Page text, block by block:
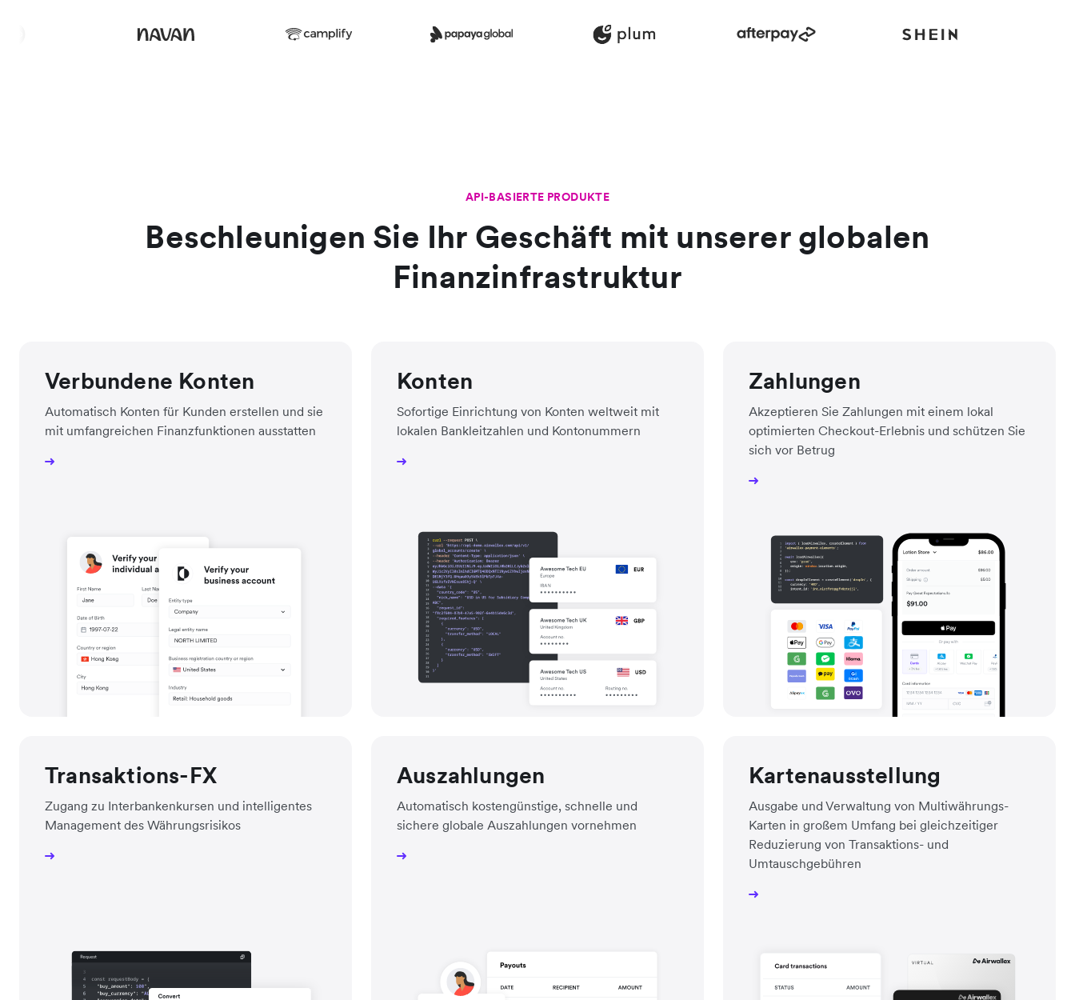
API-BASIERTE PRODUKTE
Beschleunigen Sie Ihr Geschäft mit unserer globalen
Finanzinfrastruktur
Verbundene Konten
Automatisch Konten für Kunden erstellen und sie
mit umfangreichen Finanzfunktionen ausstatten
Konten
Sofortige Einrichtung von Konten weltweit mit
lokalen Bankleitzahlen und Kontonummern
Zahlungen
Akzeptieren Sie Zahlungen mit einem lokal
optimierten Checkout-Erlebnis und schützen Sie
sich vor Betrug
Transaktions-FX
Zugang zu Interbankenkursen und intelligentes
Management des Währungsrisikos
Auszahlungen
Automatisch kostengünstige, schnelle und
sichere globale Auszahlungen vornehmen
Kartenausstellung
Ausgabe und Verwaltung von Multiwährungs-
Karten in großem Umfang bei gleichzeitiger
Reduzierung von Transaktions- und
Umtauschgebühren